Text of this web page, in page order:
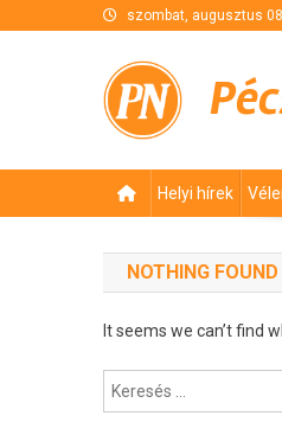
szombat, augusztus
Helyi hírek
NOTHING FOUND
It seems we can’t find
Keresés: